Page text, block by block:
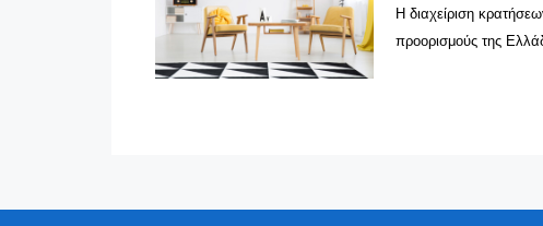
Η διαχείριση
προορισμούς της